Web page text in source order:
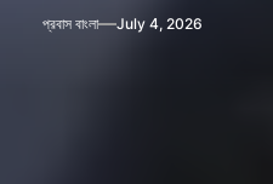
প্রবাস বাংলা July 4, 2026